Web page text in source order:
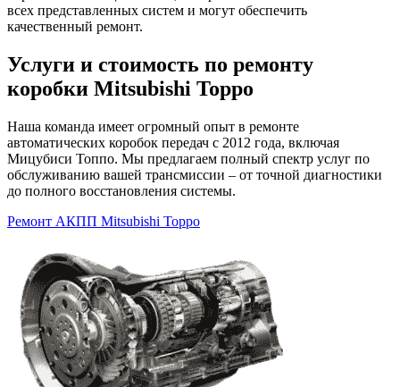
всех представленных систем и могут обеспечить
качественный ремонт.
Услуги и стоимость по ремонту
коробки Mitsubishi Toppo
Наша команда имеет огромный опыт в ремонте
автоматических коробок передач с 2012 года, включая
Мицубиси Топпо. Мы предлагаем полный спектр услуг по
обслуживанию вашей трансмиссии – от точной диагностики
до полного восстановления системы.
Ремонт АКПП Mitsubishi Toppo